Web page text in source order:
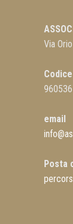
Via
email
Posta